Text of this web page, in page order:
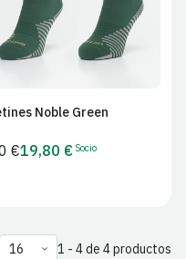
Añadir al carrito
Noble Green
€Precio
19,80 € Socio
1 - 4 de 4 productos